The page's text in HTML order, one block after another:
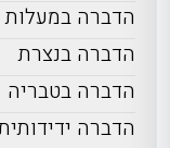
הדברה במעלות
הדברה בנצרת
הדברה בטבריה
הדברה